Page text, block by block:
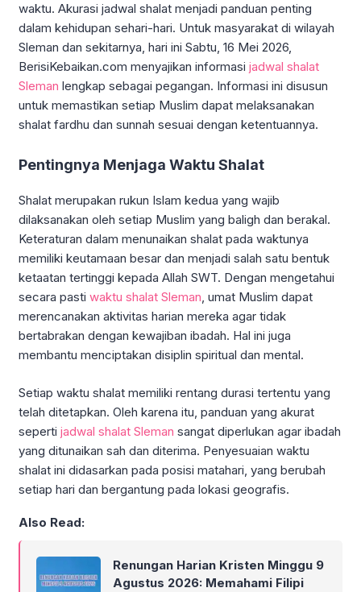
waktu. Akurasi jadwal shalat menjadi panduan penting
dalam kehidupan sehari-hari. Untuk masyarakat di wilayah
Sleman dan sekitarnya, hari ini Sabtu, 16 Mei 2026,
BerisiKebaikan.com menyajikan informasi jadwal shalat
Sleman lengkap sebagai pegangan. Informasi ini disusun
untuk memastikan setiap Muslim dapat melaksanakan
shalat fardhu dan sunnah sesuai dengan ketentuannya.
Pentingnya Menjaga Waktu Shalat
Shalat merupakan rukun Islam kedua yang wajib
dilaksanakan oleh setiap Muslim yang baligh dan berakal.
Keteraturan dalam menunaikan shalat pada waktunya
memiliki keutamaan besar dan menjadi salah satu bentuk
ketaatan tertinggi kepada Allah SWT. Dengan mengetahui
secara pasti waktu shalat Sleman, umat Muslim dapat
merencanakan aktivitas harian mereka agar tidak
bertabrakan dengan kewajiban ibadah. Hal ini juga
membantu menciptakan disiplin spiritual dan mental.
Setiap waktu shalat memiliki rentang durasi tertentu yang
telah ditetapkan. Oleh karena itu, panduan yang akurat
seperti jadwal shalat Sleman sangat diperlukan agar ibadah
yang ditunaikan sah dan diterima. Penyesuaian waktu
shalat ini didasarkan pada posisi matahari, yang berubah
setiap hari dan bergantung pada lokasi geografis.
Also Read:
Renungan Harian Kristen Minggu 9
Agustus 2026: Memahami Filipi